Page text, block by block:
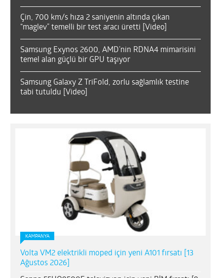
Çin, 700 km/s hıza 2 saniyenin altında çıkan
“maglev” temelli bir test aracı üretti [Video]
Samsung Exynos 2600, AMD’nin RDNA4 mimarisini
temel alan güçlü bir GPU taşıyor
Samsung Galaxy Z TriFold, zorlu sağlamlık testine
tabi tutuldu [Video]
KAMPANYA
Volta VM2 elektrikli moped için yeni A101 fırsatı [13
Ağustos 2026]